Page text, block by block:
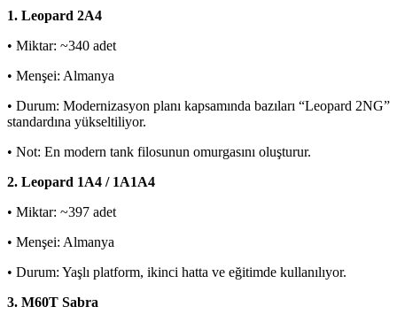
1. Leopard 2A4
• Miktar: ~340 adet
• Menşei: Almanya
• Durum: Modernizasyon planı kapsamında bazıları “Leopard 2NG”
standardına yükseltiliyor.
• Not: En modern tank filosunun omurgasını oluşturur.
2. Leopard 1A4 / 1A1A4
• Miktar: ~397 adet
• Menşei: Almanya
• Durum: Yaşlı platform, ikinci hatta ve eğitimde kullanılıyor.
3. M60T Sabra